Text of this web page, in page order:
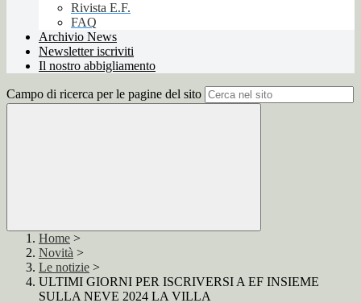
Rivista E.F.
FAQ
Archivio News
Newsletter iscriviti
Il nostro abbigliamento
Campo di ricerca per le pagine del sito
Home >
Novità >
Le notizie >
ULTIMI GIORNI PER ISCRIVERSI A EF INSIEME
SULLA NEVE 2024 LA VILLA